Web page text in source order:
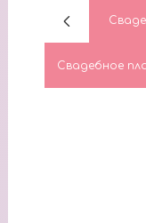
Свадебное